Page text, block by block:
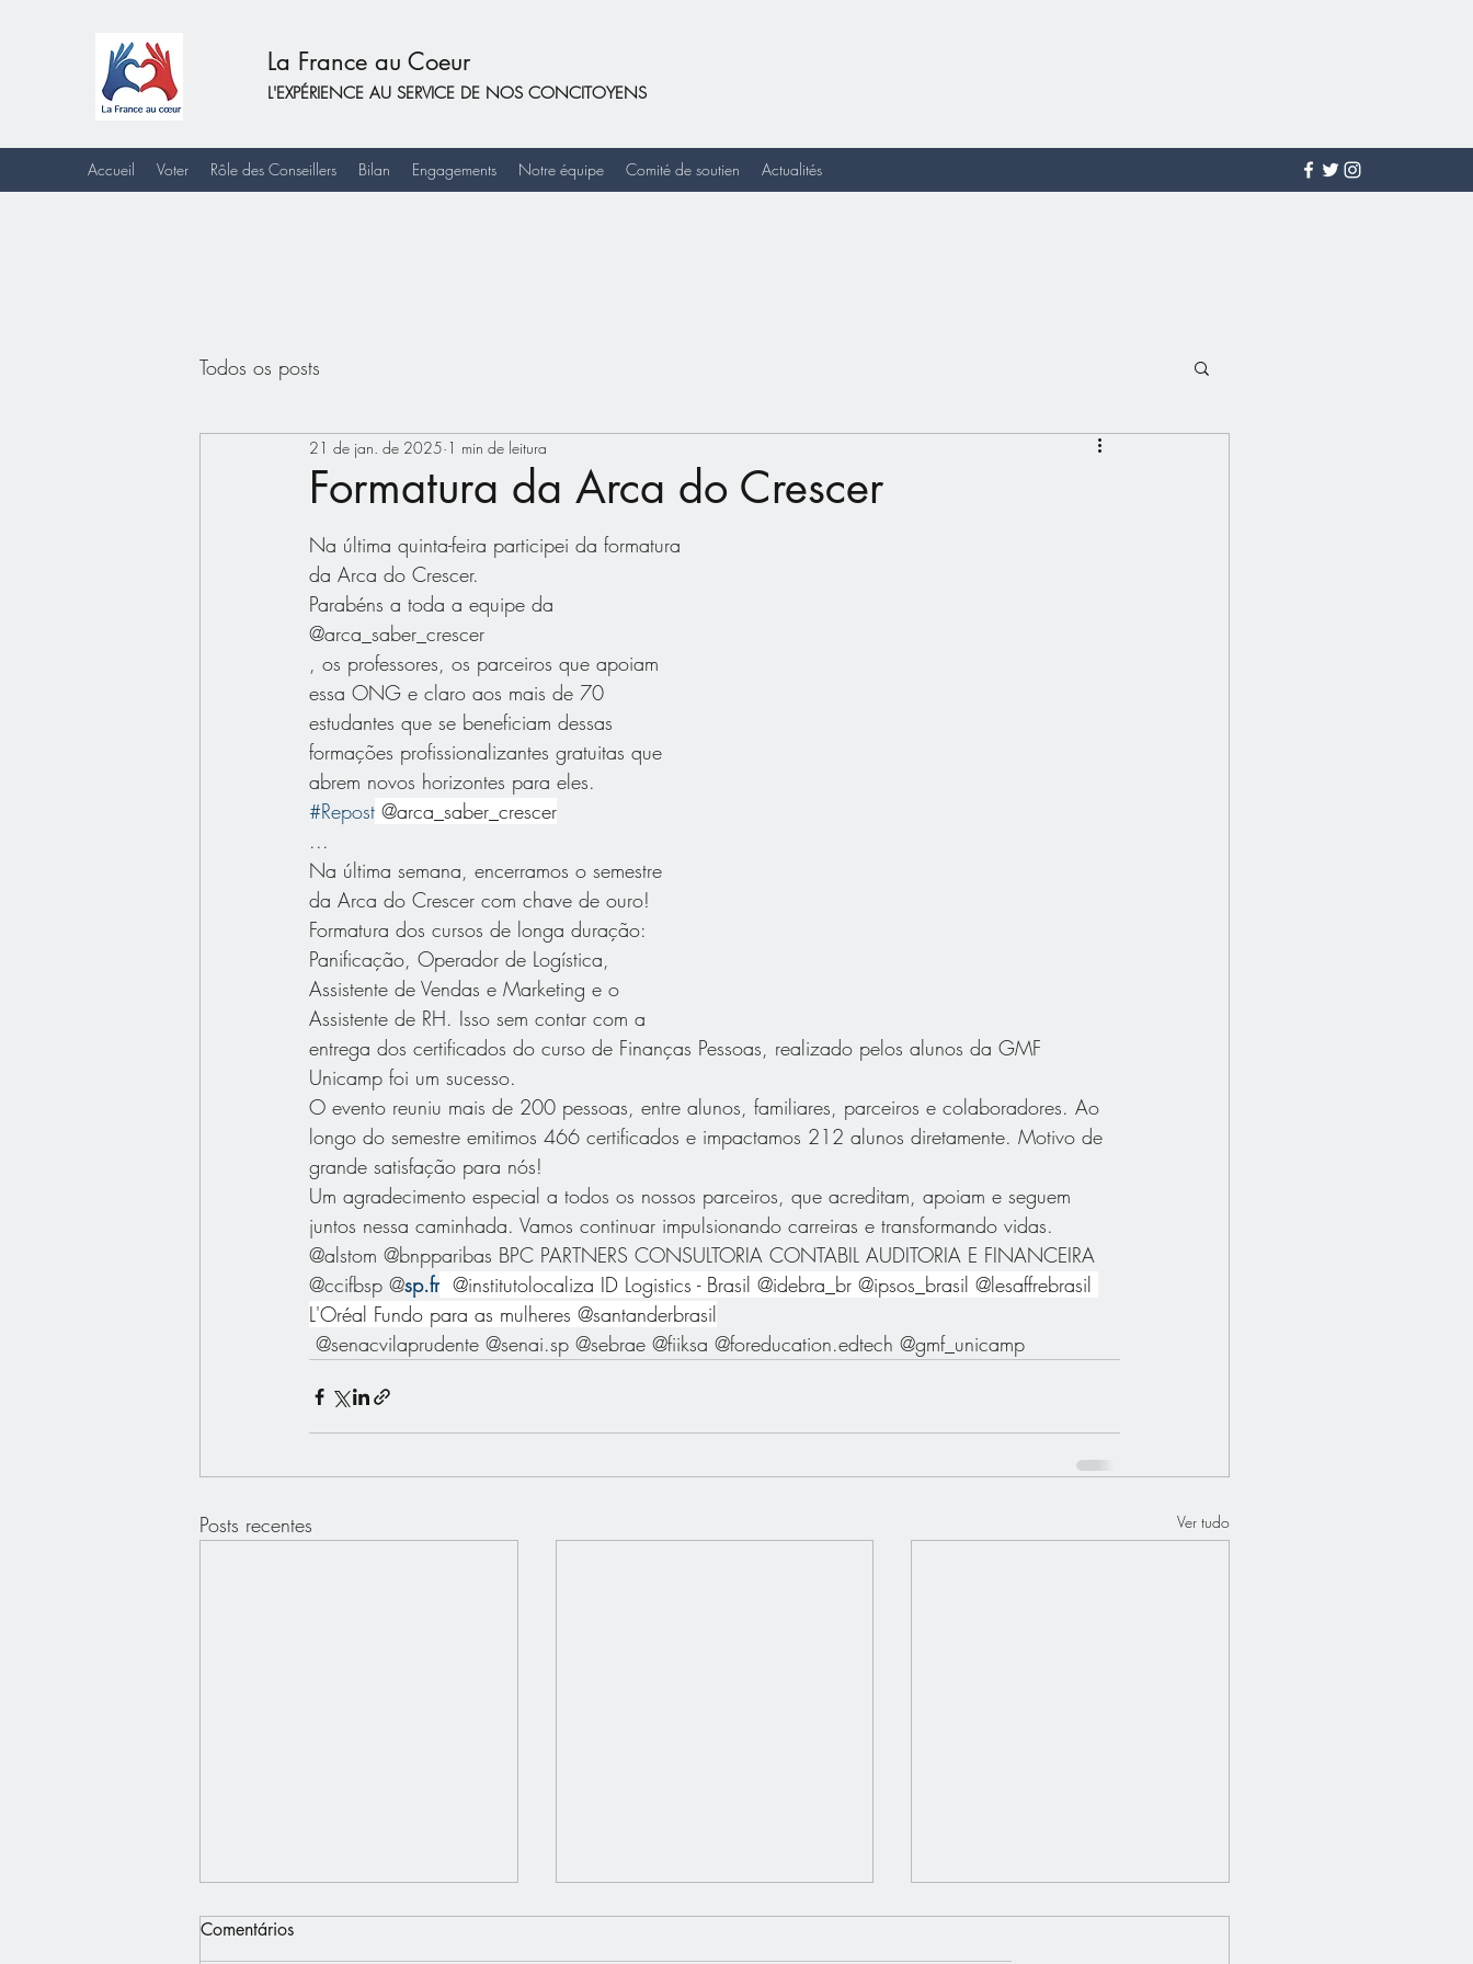
La France au Coeur
L'EXPÉRIENCE AU SERVICE DE NOS CONCITOYENS
Accueil Voter Rôle des Conseillers Bilan Engagements Notre équipe Comité de soutien Actualités
Todos os posts
Formatura da Arca do Crescer
21 de jan. de 2025 1 min de leitura
Na última quinta-feira participei da formatura
da Arca do Crescer.
Parabéns a toda a equipe da
@arca_saber_crescer
, os professores, os parceiros que apoiam
essa ONG e claro aos mais de 70
estudantes que se beneficiam dessas
formações profissionalizantes gratuitas que
abrem novos horizontes para eles.
#Repost @arca_saber_crescer
...
Na última semana, encerramos o semestre
da Arca do Crescer com chave de ouro!
Formatura dos cursos de longa duração:
Panificação, Operador de Logística,
Assistente de Vendas e Marketing e o
Assistente de RH. Isso sem contar com a
entrega dos certificados do curso de Finanças Pessoas, realizado pelos alunos da GMF
Unicamp foi um sucesso.
O evento reuniu mais de 200 pessoas, entre alunos, familiares, parceiros e colaboradores. Ao
longo do semestre emitimos 466 certificados e impactamos 212 alunos diretamente. Motivo de
grande satisfação para nós!
Um agradecimento especial a todos os nossos parceiros, que acreditam, apoiam e seguem
juntos nessa caminhada. Vamos continuar impulsionando carreiras e transformando vidas.
@alstom @bnpparibas BPC PARTNERS CONSULTORIA CONTABIL AUDITORIA E FINANCEIRA
@ccifbsp @sp.fr @institutolocaliza ID Logistics - Brasil @idebra_br @ipsos_brasil @lesaffrebrasil
L'Oréal Fundo para as mulheres @santanderbrasil
@senacvilaprudente @senai.sp @sebrae @fiiksa @foreducation.edtech @gmf_unicamp
Posts recentes Ver tudo
Comentários